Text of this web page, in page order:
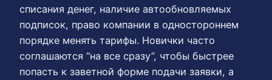
списания денег, наличие автообновляемых
подписок, право компании в одностороннем
порядке менять тарифы. Новички часто
соглашаются “на все сразу”, чтобы быстрее
попасть к заветной форме подачи заявки, а